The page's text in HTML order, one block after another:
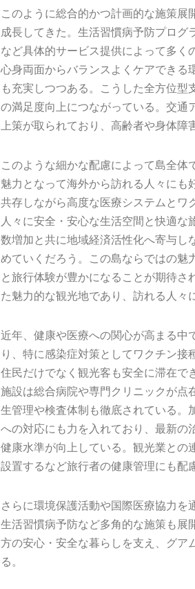
このように総合的かつ計画的な施策展
成長してきた。生活習慣病予防プログ
など具体的サービス提供によって多く
心身両面からバランスよくケアできる
も充実しつつある。こうした全方位型
の満足度向上につながっている。交通
上策が取られており、高齢者や身体
このような細かな配慮によって島全体
魅力となって海外から訪れる人々にも
共存しながら高度な医療システムとワ
人々に安全・安心な生活空間と快適
数増加と共に地域経済活性化へ寄与し
めていくだろう。この島ならではの魅
と旅行体験が豊かになることが期待
た魅力的な観光地であり、訪れる人々
近年、健康や医療への関心が高まる中
り、特に感染症対策としてワクチン接
住民だけでなく観光客も安全に滞在で
施設は総合病院や専門クリニックが点
生管理や検査体制も徹底されている。
への対応にも力を入れており、最新の
健康水準が向上している。観光業との
設置するなど旅行者の健康管理にも配
さらに環境保護活動や国際医療協力を
生活習慣病予防など多角的な施策も展
方の安心・安全な暮らしを支え、グア
る。